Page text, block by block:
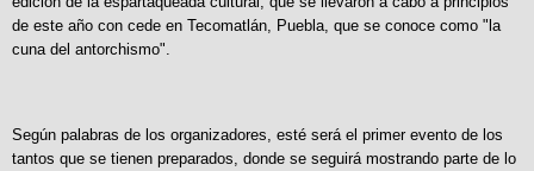
de este año con cede en Tecomatlán, Puebla, que se conoce como "la
cuna del antorchismo".
Según palabras de los organizadores, esté será el primer evento de los
tantos que se tienen preparados, donde se seguirá mostrando parte de lo